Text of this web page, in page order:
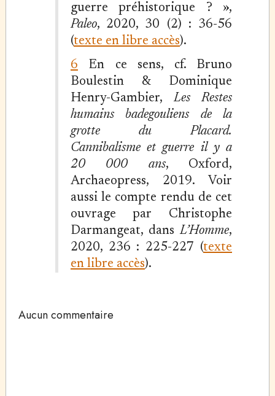
guerre préhistorique ? »,
Paleo, 2020, 30 (2) : 36-56
(texte en libre accès).
6 En ce sens, cf. Bruno
Boulestin & Dominique
Henry-Gambier,Les Restes
humains badegouliens de la
grotte du Placard.
Cannibalisme et guerre il y a
20 000 ans, Oxford,
Archaeopress, 2019. Voir
aussi le compte rendu de cet
ouvrage par Christophe
Darmangeat, dansL’Homme,
2020, 236 : 225-227 (texte
en libre accès).
Aucun commentaire